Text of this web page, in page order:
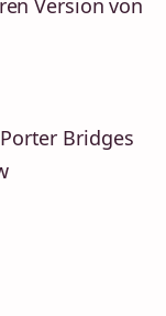
Version von
Bridges